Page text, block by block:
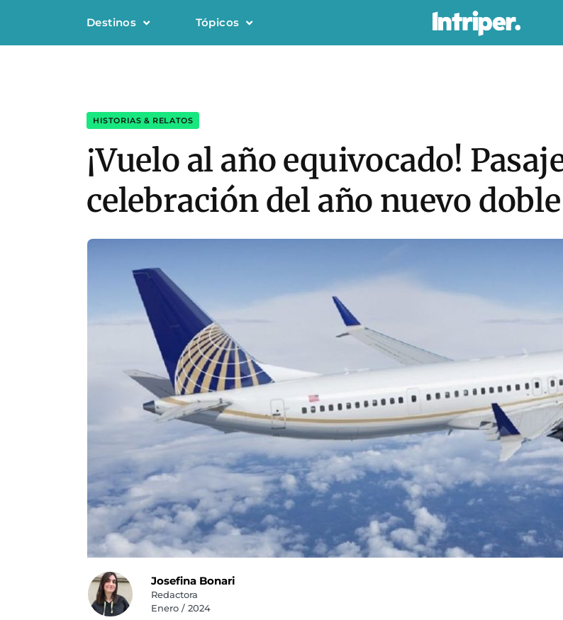
Destinos Tópicos
HISTORIAS & RELATOS
¡Vuelo al año equivocado!
celebración del año nuevo doble
Josefina Bonari
Redactora
Enero / 2024